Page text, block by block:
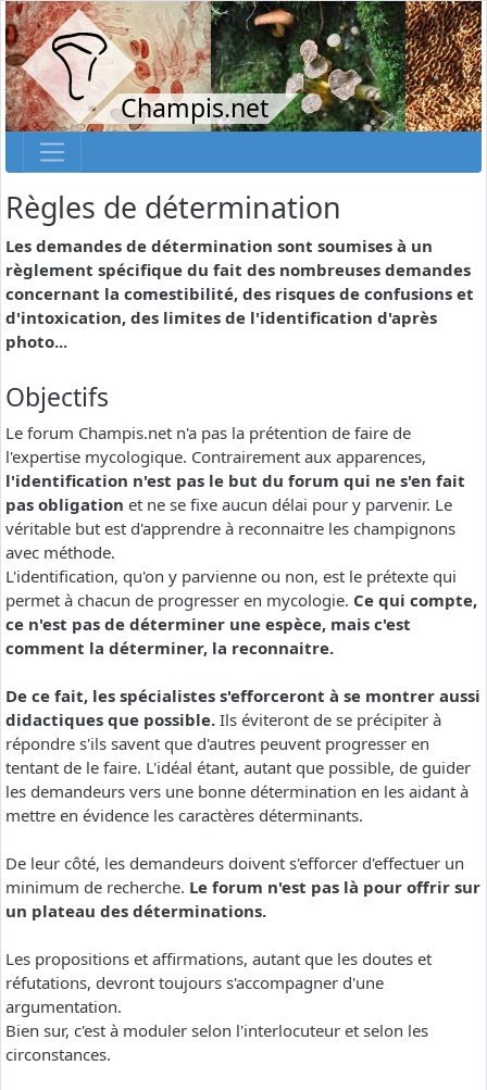
Champis.net
Règles de détermination
Les demandes de détermination sont soumises à un
règlement spécifique du fait des nombreuses demandes
concernant la comestibilité, des risques de confusions et
d'intoxication, des limites de l'identification d'après
photo...
Objectifs
Le forum Champis.net n'a pas la prétention de faire de
l'expertise mycologique. Contrairement aux apparences,
l'identification n'est pas le but du forum qui ne s'en fait
pas obligation et ne se fixe aucun délai pour y parvenir. Le
véritable but est d'apprendre à reconnaitre les champignons
avec méthode.
L'identification, qu'on y parvienne ou non, est le prétexte qui
permet à chacun de progresser en mycologie. Ce qui compte,
ce n'est pas de déterminer une espèce, mais c'est
comment la déterminer, la reconnaitre.
De ce fait, les spécialistes s'efforceront à se montrer aussi
didactiques que possible. Ils éviteront de se précipiter à
répondre s'ils savent que d'autres peuvent progresser en
tentant de le faire. L'idéal étant, autant que possible, de guider
les demandeurs vers une bonne détermination en les aidant à
mettre en évidence les caractères déterminants.
De leur côté, les demandeurs doivent s'efforcer d'effectuer un
minimum de recherche. Le forum n'est pas là pour offrir sur
un plateau des déterminations.
Les propositions et affirmations, autant que les doutes et
réfutations, devront toujours s'accompagner d'une
argumentation.
Bien sur, c'est à moduler selon l'interlocuteur et selon les
circonstances.